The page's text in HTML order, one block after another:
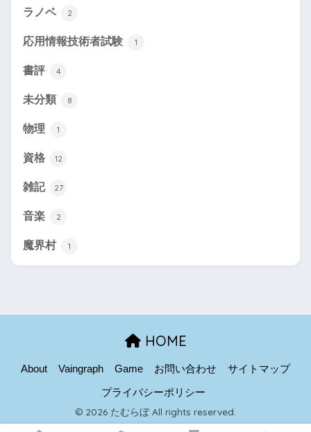
ラノベ 2
応用情報技術者試験 1
書評 4
未分類 8
物理 1
資格 12
雑記 27
音楽 2
魔界村 1
HOME
About Vaingraph Game お問い合わせ サイトマップ
プライバシーポリシー
© 2026 たむらぼ All rights reserved.